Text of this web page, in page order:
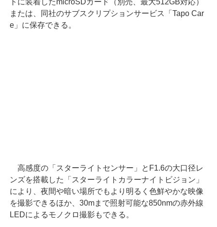
または、同社のサブスクリプションサービス「Tapo Car
e」に保存できる。
高感度の「スターライトセンサー」とF1.6の大口径レ
ンズを搭載した「スターライトカラーナイトビジョン」
により、夜間や暗い場所でもより明るく色鮮やかな映像
を撮影できるほか、30mまで照射可能な850nmの赤外線
LEDによるモノクロ撮影もできる。